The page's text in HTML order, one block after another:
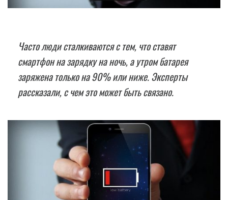
Часто люди сталкиваются с тем, что ставят
смартфон на зарядку на ночь, а утром батарея
заряжена только на 90% или ниже. Эксперты
рассказали, с чем это может быть связано.